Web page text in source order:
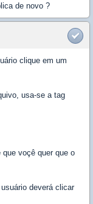
de novo ?
clique em um
usa-se a tag
voçê quer que o
deverá clicar